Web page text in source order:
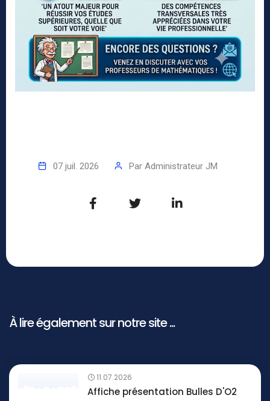
07 juil. 2026 Par Administrateur JM
À lire également sur notre site ...
11.07.2026
Affiche présentation Bulles D'O2